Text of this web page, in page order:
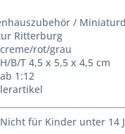
/
Ritterburg
rot/grau
B/T 4,5 x 5,5 x 4,5 cm
1:12
für Kinder unter 14